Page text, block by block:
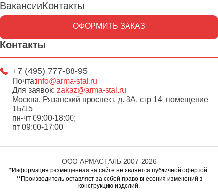
ВакансииКонтакты
ОФОРМИТЬ ЗАКАЗ
Контакты
+7 (495) 777-88-95
Почта:info@arma-stal.ru
Для заявок: zakaz@arma-stal.ru
Москва, Рязанский проспект, д. 8А, стр 14, помещение
1Б/15
пн-чт 09:00-18:00;
пт 09:00-17:00
ООО АРМАСТАЛЬ 2007-2026
*Информация размещённая на сайте не является публичной офертой.
**Производитель оставляет за собой право внесения изменений в
конструкцию изделий.